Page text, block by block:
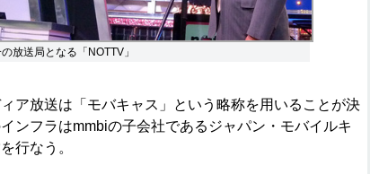
放送局となる「NOTTV」
ア放送は「モバキャス」という略称を用いることが決
ンフラはmmbiの子会社であるジャパン・モバイルキ
行なう。